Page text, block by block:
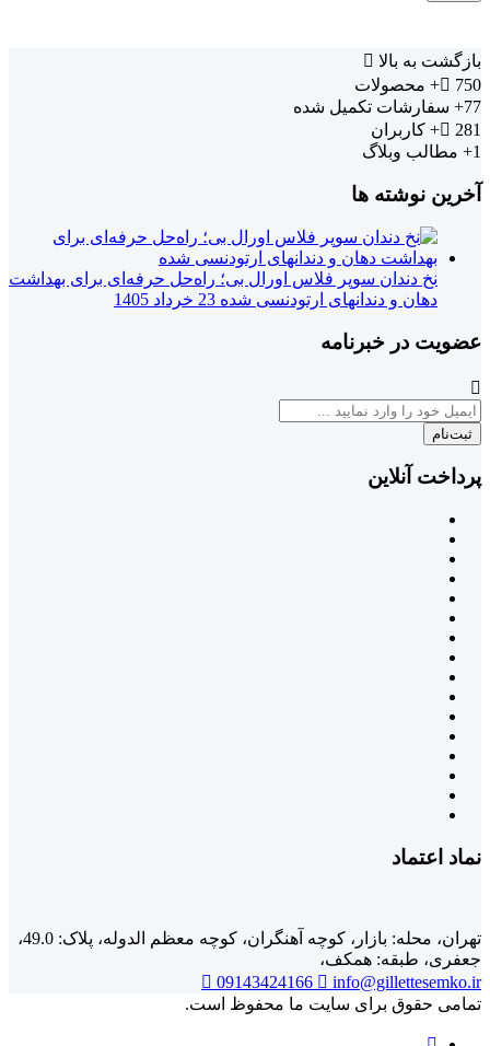
بازگشت به بالا
750+
محصولات
77+
سفارشات تکمیل شده
281+
کاربران
1+
مطالب وبلاگ
آخرین نوشته ها
نخ دندان سوپر فلاس اورال بی؛ راه‌حل حرفه‌ای برای بهداشت
دهان و دندانهای ارتودنسی شده 23 خرداد 1405
عضویت در خبرنامه
ثبت‌نام
پرداخت آنلاین
نماد اعتماد
تهران، محله: بازار، کوچه آهنگران، کوچه معظم الدوله، پلاک: 49.0،
جعفری، طبقه: همکف،
09143424166
info@gillettesemko.ir
تمامی حقوق برای سایت ما محفوظ است.